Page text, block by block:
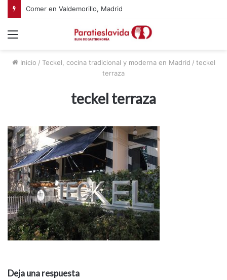
Comer en Valdemorillo, Madrid
Inicio / Teckel, cocina tradicional y moderna en Madrid / teckel
terraza
teckel terraza
Deja una respuesta